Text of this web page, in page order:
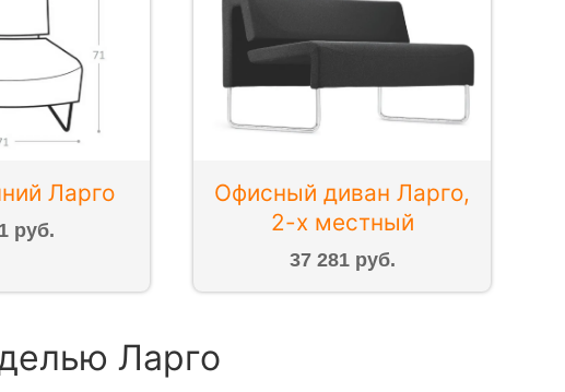
Ларго
руб.
Офисный диван Ларго,
2-х местный
37 281 руб.
Ларго